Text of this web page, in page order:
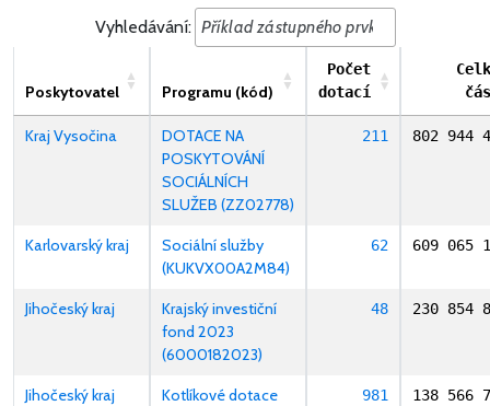
Vyhledávání:
Poskytovatel Programu (kód)
Počet
dotací
Kraj Vysočina
DOTACE NA
POSKYTOVÁNÍ
SOCIÁLNÍCH
SLUŽEB (ZZ02778)
211 802 944
Karlovarský kraj
Sociální služby
(KUKVX00A2M84)
62 609 065
Jihočeský kraj
Krajský investiční
fond 2023
(6000182023)
48 230 854
Jihočeský kraj
Kotlíkové dotace
981 138 566